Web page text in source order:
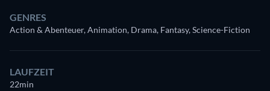
GENRES
Action & Abenteuer, Animation, Drama, Fantasy, Science-Fiction
LAUFZEIT
22min